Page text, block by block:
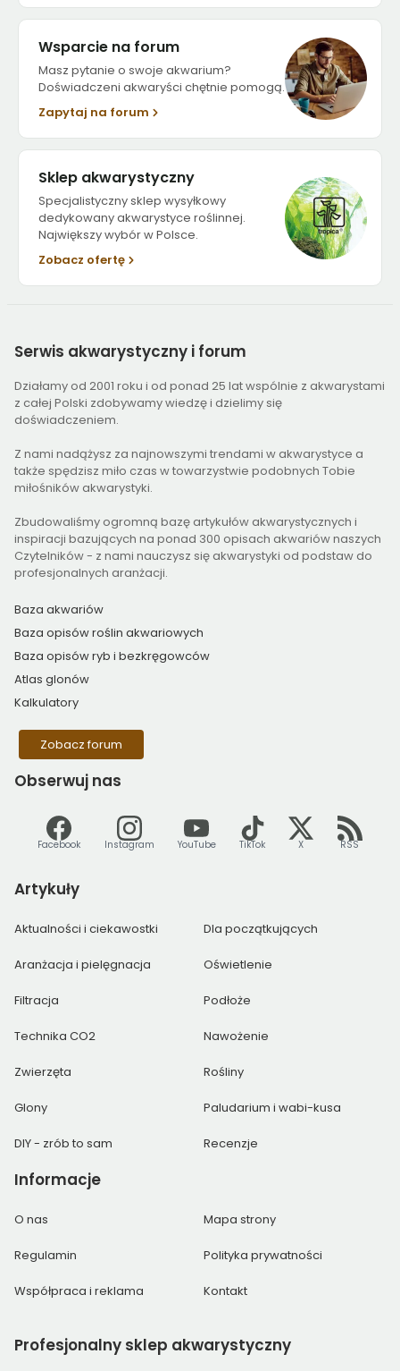
Wsparcie na forum
Masz pytanie o swoje akwarium?
Doświadczeni akwaryści chętnie pomogą.
Zapytaj na forum
Sklep akwarystyczny
Specjalistyczny sklep wysyłkowy
dedykowany akwarystyce roślinnej.
Największy wybór w Polsce.
Zobacz ofertę
Serwis akwarystyczny i forum
Działamy od 2001 roku i od ponad 25 lat wspólnie z akwarystami
z całej Polski zdobywamy wiedzę i dzielimy się
doświadczeniem.
Z nami nadążysz za najnowszymi trendami w akwarystyce a
także spędzisz miło czas w towarzystwie podobnych Tobie
miłośników akwarystyki.
Zbudowaliśmy ogromną bazę artykułów akwarystycznych i
inspiracji bazujących na ponad 300 opisach akwariów naszych
Czytelników - z nami nauczysz się akwarystyki od podstaw do
profesjonalnych aranżacji.
Baza akwariów
Baza opisów roślin akwariowych
Baza opisów ryb i bezkręgowców
Atlas glonów
Kalkulatory
Zobacz forum
Obserwuj nas
Facebook Instagram YouTube TikTok X RSS
Artykuły
Aktualności i ciekawostki Dla początkujących
Aranżacja i pielęgnacja Oświetlenie
Filtracja Podłoże
Technika CO2 Nawożenie
Zwierzęta Rośliny
Glony Paludarium i wabi-kusa
DIY - zrób to sam Recenzje
Informacje
O nas Mapa strony
Regulamin Polityka prywatności
Współpraca i reklama Kontakt
Profesjonalny sklep akwarystyczny